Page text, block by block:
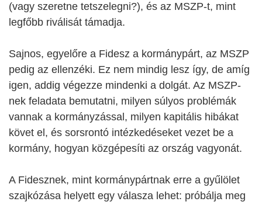
(vagy szeretne tetszelegni?), és az MSZP-t, mint
legfőbb riválisát támadja.
Sajnos, egyelőre a Fidesz a kormánypárt, az MSZP
pedig az ellenzéki. Ez nem mindig lesz így, de amíg
igen, addig végezze mindenki a dolgát. Az MSZP-
nek feladata bemutatni, milyen súlyos problémák
vannak a kormányzással, milyen kapitális hibákat
követ el, és sorsrontó intézkedéseket vezet be a
kormány, hogyan közgépesíti az ország vagyonát.
A Fidesznek, mint kormánypártnak erre a gyűlölet
szajkózása helyett egy válasza lehet: próbálja meg